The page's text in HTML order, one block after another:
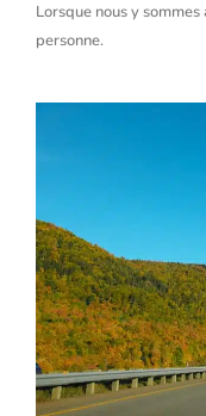
Lorsque nous y
personne.